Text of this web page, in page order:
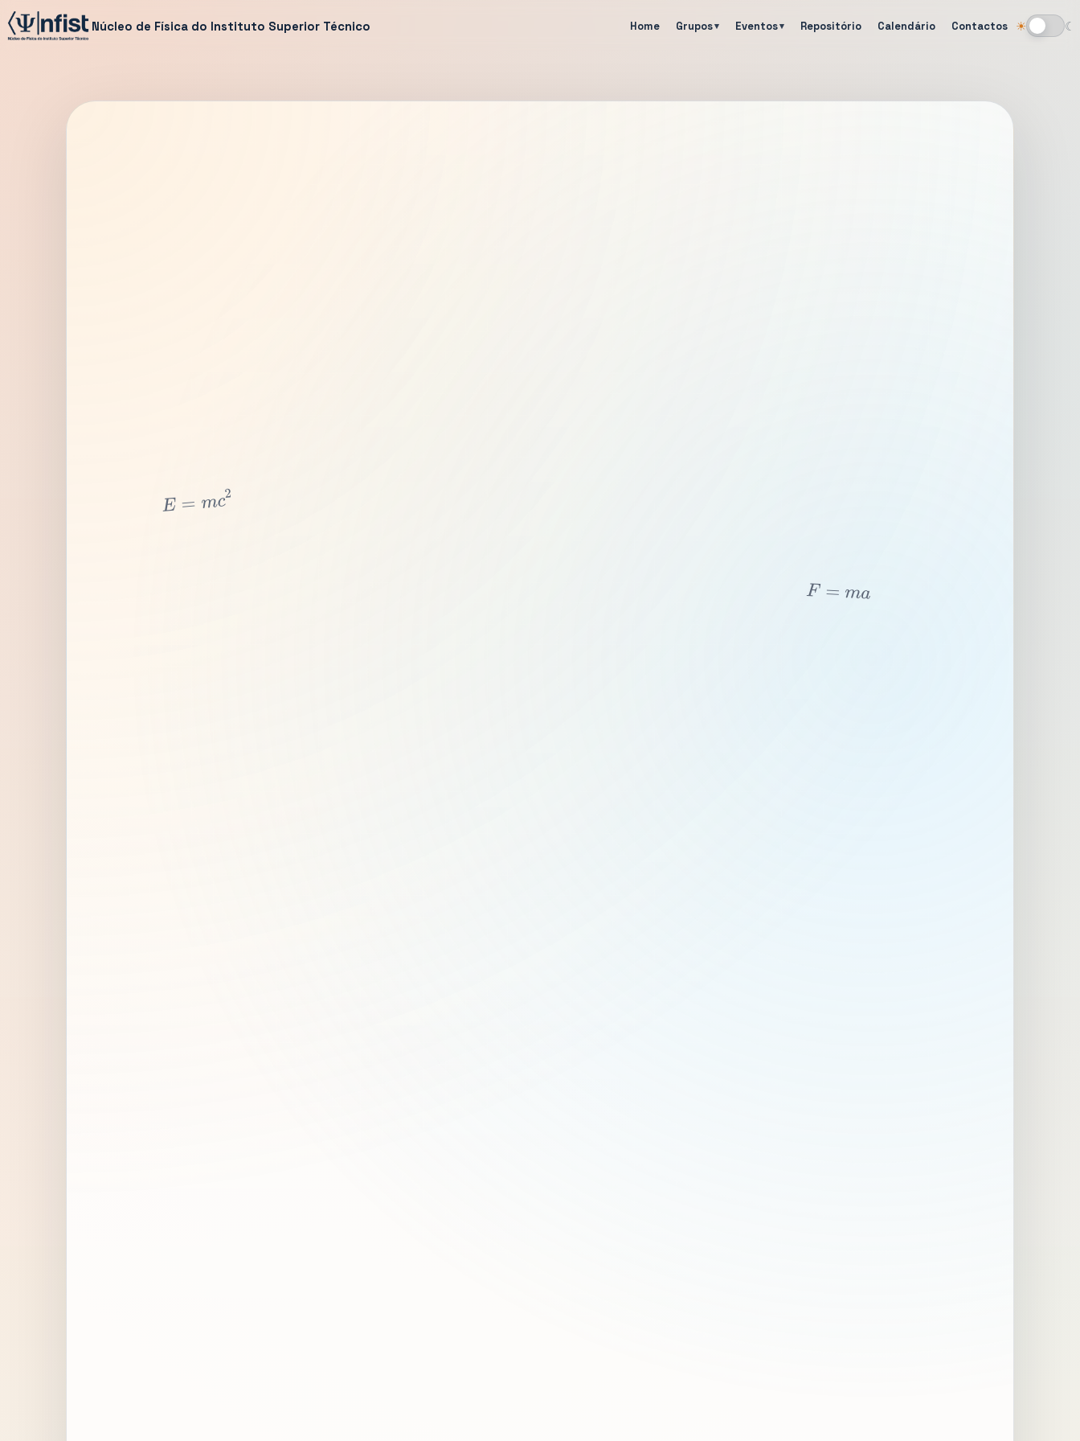
Núcleo de Física do Instituto Superior Técnico Home Grupos Eventos Repositório Calendário Contactos ☀ ☾
Alternar tema
E= 2
F =ma